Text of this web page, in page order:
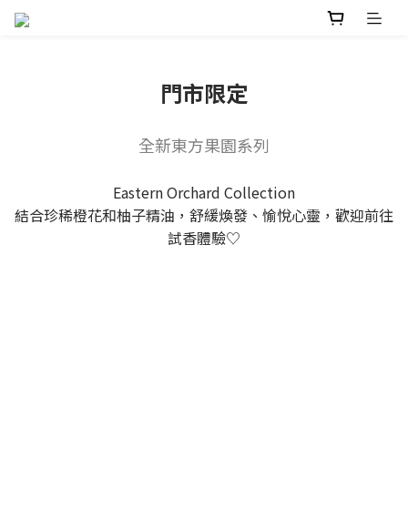
門市限定
全新東方果園系列
Eastern Orchard Collection
結合珍稀橙花和柚子精油，舒緩煥發、愉悅心靈，歡迎前往
試香體驗♡